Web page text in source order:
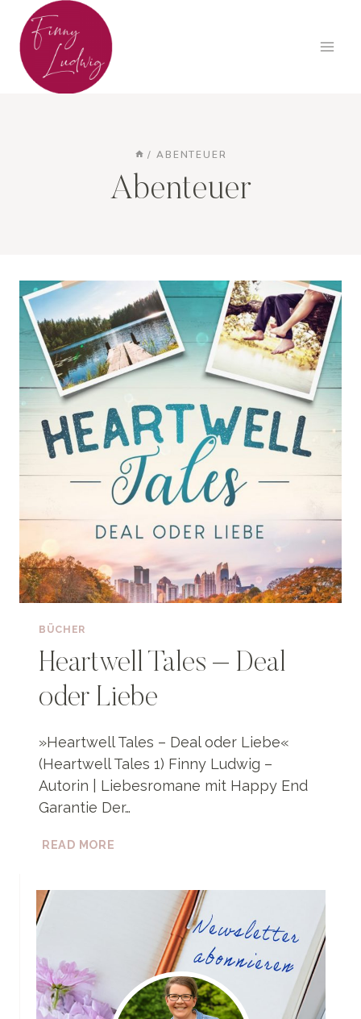
Inhalt
springen
/ ABENTEUER
Abenteuer
BÜCHER
Heartwell Tales – Deal
oder Liebe
»Heartwell Tales – Deal oder Liebe«
(Heartwell Tales 1) Finny Ludwig –
Autorin | Liebesromane mit Happy End
Garantie Der…
READ MORE
DEAL